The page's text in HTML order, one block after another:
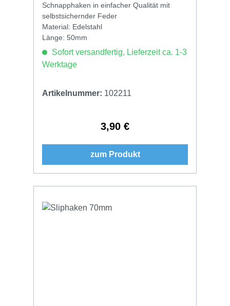
Schnapphaken in einfacher Qualität mit
selbstsichernder Feder
Material: Edelstahl
Länge: 50mm
Sofort versandfertig, Lieferzeit ca. 1-3
Werktage
Artikelnummer: 102211
Regulärer Preis:
3,90 €
zum Produkt